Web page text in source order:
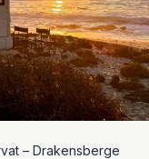
– Drakensberge